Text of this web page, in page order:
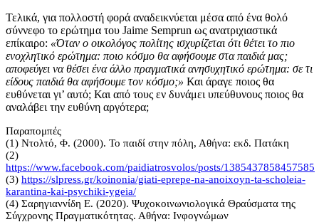
Τελικά, για πολλοστή φορά αναδεικνύεται μέσα από ένα θολό
σύννεφο το ερώτημα του Jaime Semprun ως ανατριχιαστικά
επίκαιρο: «Όταν ο οικολόγος πολίτης ισχυρίζεται ότι θέτει το πιο
ενοχλητικό ερώτημα: ποιο κόσμο θα αφήσουμε στα παιδιά μας;
αποφεύγει να θέσει ένα άλλο πραγματικά ανησυχητικό ερώτημα: σε τι
είδους παιδιά θα αφήσουμε τον κόσμο;» Και άραγε ποιος θα
ευθύνεται γι’ αυτό; Και από τους εν δυνάμει υπεύθυνους ποιος θα
αναλάβει την ευθύνη αργότερα;
Παραπομπές
(1) Ντολτό, Φ. (2000). Το παιδί στην πόλη, Αθήνα: εκδ. Πατάκη
(2)
https://www.facebook.com/paidiatrosvolos/posts/1385437858457585
(3) https://slpress.gr/koinonia/giati-eprepe-na-anoixoyn-ta-scholeia-
karantina-kai-psychiki-ygeia/
(4) Σαρηγιαννίδη Ε. (2020). Ψυχοκοινωνιολογικά Θραύσματα της
Σύγχρονης Πραγματικότητας. Αθήνα: Ινφογνώμων